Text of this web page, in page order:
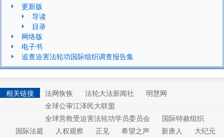
更新版
导读
目录
网络版
电子书
追查迫害法轮功国际组织调查报告集
相关链接 法网恢恢 法轮大法新闻社
明慧网
全球公审江泽民大联盟
全球营救受迫害法轮功学员委员会
国际特赦组织
国际法庭
人权观察 正见 希望之声 新唐人
大纪元